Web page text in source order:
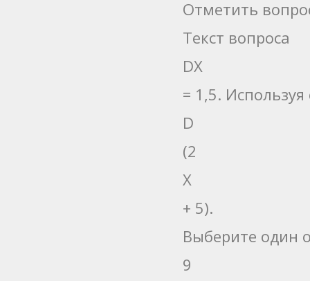
Отметить
Текст вопроса
DX
= 1,5.
D
(2
X
+ 5).
Выберите один
9